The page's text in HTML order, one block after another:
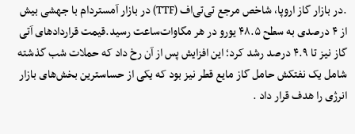
.در بازار گاز اروپا، شاخص مرجع تی‌تی‌اف (TTF) در بازار آمستردام با جهشی بیش
از ۴ درصدی به سطح ۴۸.۵ یورو در هر مگاوات‌ساعت رسید.قیمت قراردادهای آتی
گاز نیز تا ۴.۹ درصد رشد کرد؛ این افزایش پس از آن رخ داد که حملات شب گذشته
شامل یک نفتکش حامل گاز مایع قطر نیز بود که یکی از حساسترین بخش‌های بازار
انرژی را هدف قرار داد .